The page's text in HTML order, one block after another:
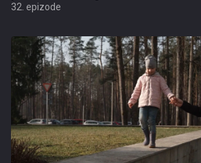
32. epizode